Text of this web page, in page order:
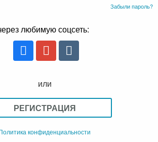
Забыли пароль?
любимую соцсеть:
или
РЕГИСТРАЦИЯ
конфиденциальности